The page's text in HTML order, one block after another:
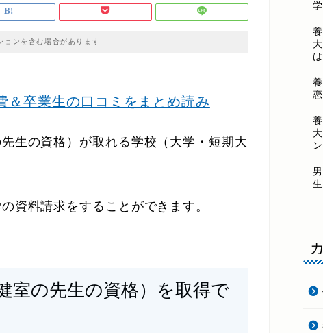
ョンを含む場合があります
卒業生の口コミをまとめ読み
生の資格）が取れる学校（大学・短期大
資料請求をすることができます。
室の先生の資格）を取得で
学